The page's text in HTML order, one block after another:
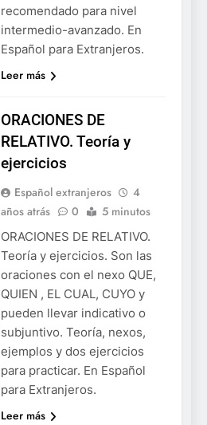
recomendado para nivel
intermedio-avanzado. En
Español para Extranjeros.
Leer más
ORACIONES DE
RELATIVO. Teoría y
ejercicios
Español extranjeros
4
años atrás
0 5 minutos
ORACIONES DE RELATIVO.
Teoría y ejercicios. Son las
oraciones con el nexo QUE,
QUIEN , EL CUAL, CUYO y
pueden llevar indicativo o
subjuntivo. Teoría, nexos,
ejemplos y dos ejercicios
para practicar. En Español
para Extranjeros.
Leer más